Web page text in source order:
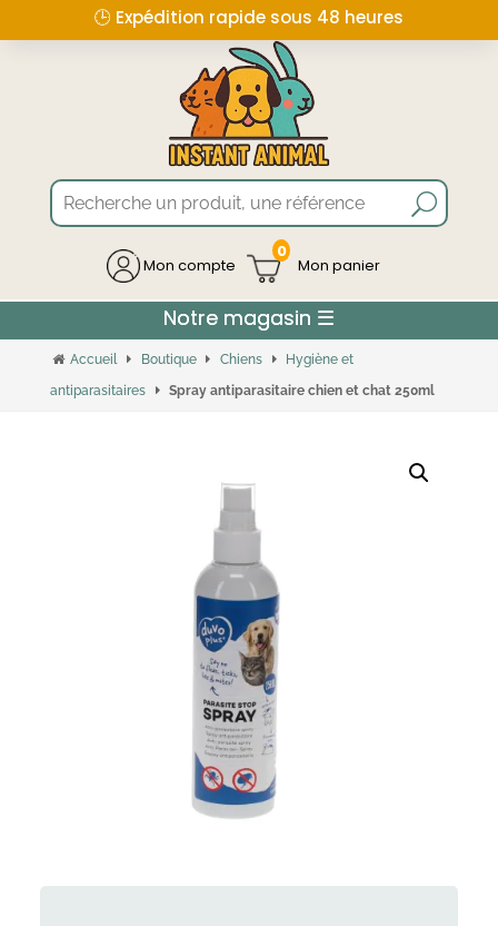
🕒 Expédition rapide sous 48 heures
Mon compte
0
Accueil Boutique Chiens
Hygiène et
antiparasitaires
Spray antiparasitaire chien et chat 250ml